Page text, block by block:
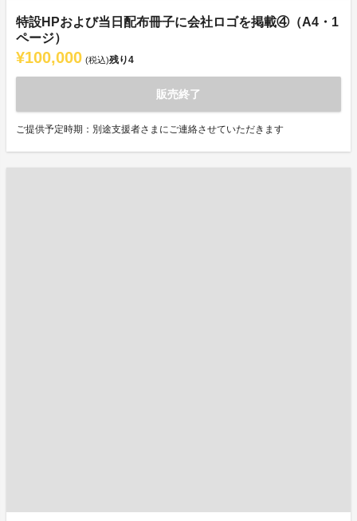
特設HPおよび当日配布冊子に会社ロゴを掲載④（A4・1
ページ）
¥100,000 (税込)残り4
販売終了
ご提供予定時期：別途支援者さまにご連絡させていただきます